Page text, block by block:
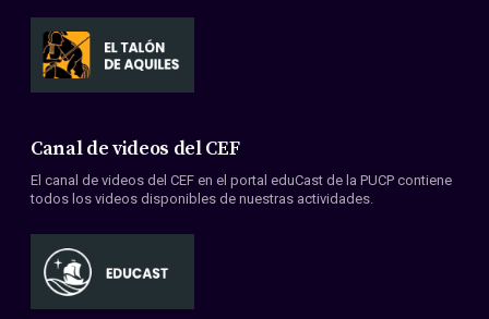
Canal de videos del CEF
El canal de videos del CEF en el portal eduCast de la PUCP contiene
todos los videos disponibles de nuestras actividades.